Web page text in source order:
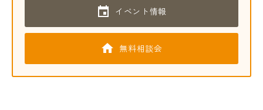
イベント情報
無料相談会